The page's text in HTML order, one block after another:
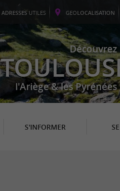
ADRESSES UTILES GEOLOCALISATION
Découvrez
l'Ariège & les Pyrénées
S'INFORMER